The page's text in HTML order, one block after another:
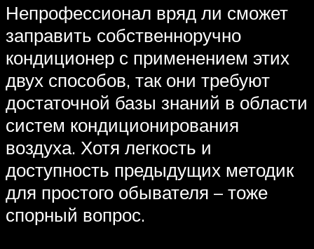
Непрофессионал вряд ли сможет
заправить собственноручно
кондиционер с применением этих
двух способов, так они требуют
достаточной базы знаний в области
систем кондиционирования
воздуха. Хотя легкость и
доступность предыдущих методик
для простого обывателя – тоже
спорный вопрос.